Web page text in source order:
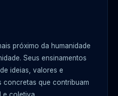
próximo da humanidade
Seus ensinamentos
ideias, valores e
que contribuam